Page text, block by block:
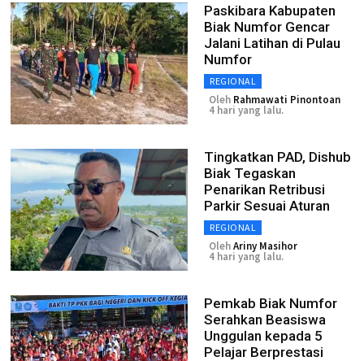
Paskibara Kabupaten
Biak Numfor Gencar
Jalani Latihan di Pulau
Numfor
REGIONAL
Oleh Rahmawati Pinontoan
4 hari yang lalu.
Tingkatkan PAD, Dishub
Biak Tegaskan
Penarikan Retribusi
Parkir Sesuai Aturan
REGIONAL
OlehAriny Masihor
4 hari yang lalu.
Pemkab Biak Numfor
Serahkan Beasiswa
Unggulan kepada 5
Pelajar Berprestasi